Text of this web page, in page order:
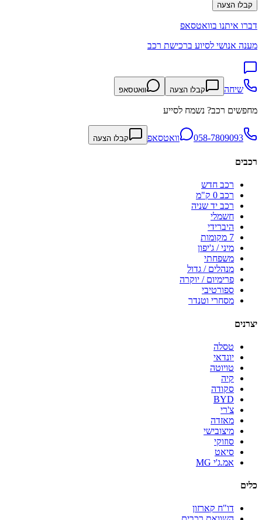
קבלו הצעה
דברו איתנו בוואטסאפ
מענה אנושי לסיוע ברכישת רכב
שיחה קבלו הצעה וואטסאפ
מחפשים רכב? נשמח לסייע
058-7809093 וואטסאפ קבלו הצעה
רכבים
רכב חדש
רכב 0 ק"מ
רכב יד שניה
חשמלי
היברידי
7 מקומות
מיני / ג'יפון
משפחתי
מנהלים / גדול
פרימיום / יוקרה
ספורטיבי
מסחרי וטנדר
יצרנים
טסלה
יונדאי
טויוטה
קיה
סקודה
BYD
צ'רי
מאזדה
מיצובישי
סוזוקי
סיאט
אמ.ג'י MG
כלים
דו"ח קארזון